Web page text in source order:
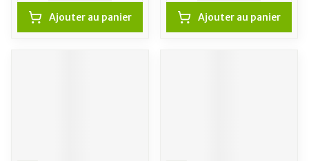
Ajouter au panier Ajouter au panier